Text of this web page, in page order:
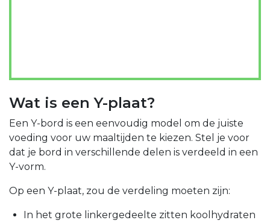
Wat is een Y-plaat?
Een Y-bord is een eenvoudig model om de juiste
voeding voor uw maaltijden te kiezen. Stel je voor
dat je bord in verschillende delen is verdeeld in een
Y-vorm.
Op een Y-plaat, zou de verdeling moeten zijn:
In het grote linkergedeelte zitten koolhydraten